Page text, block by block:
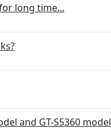
long time...
and GT-S5360 model